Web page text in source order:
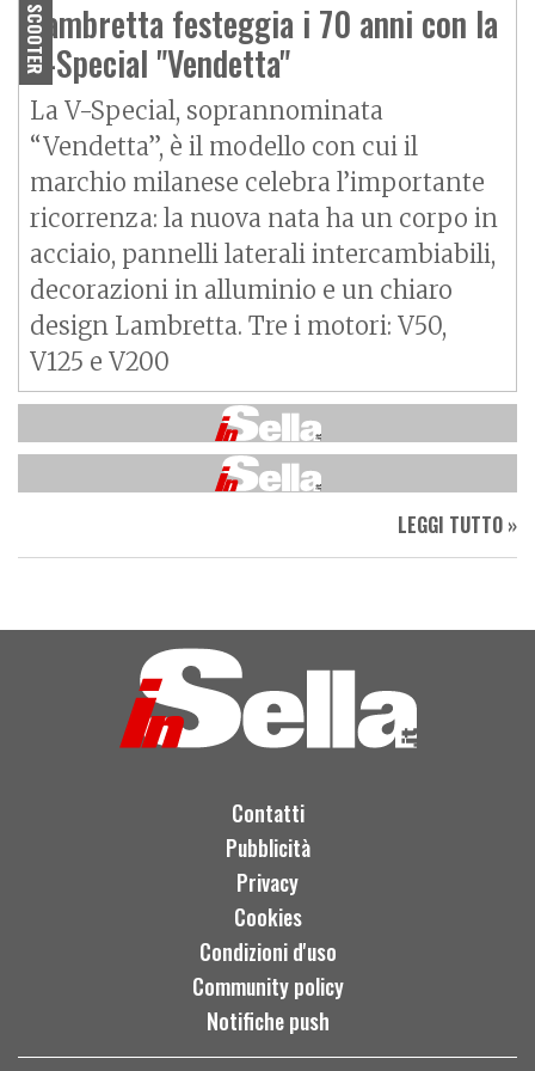
elegante per la città
SCOOTER
Lambretta festeggia i 70 anni con la
V-Special "Vendetta"
La V-Special, soprannominata
“Vendetta”, è il modello con cui il
marchio milanese celebra l’importante
ricorrenza: la nuova nata ha un corpo in
acciaio, pannelli laterali intercambiabili,
decorazioni in alluminio e un chiaro
design Lambretta. Tre i motori: V50,
V125 e V200
LEGGI TUTTO »
Contatti
Pubblicità
Privacy
Cookies
Condizioni d'uso
Community policy
Notifiche push